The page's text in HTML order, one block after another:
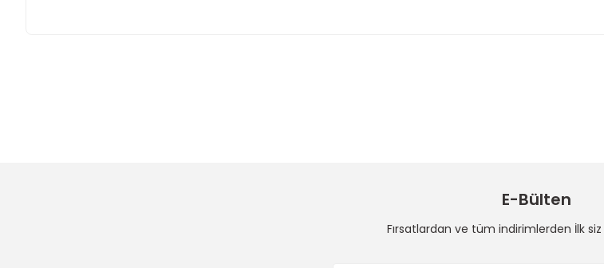
E-Bülten
Fırsatlardan ve tüm indirimlerden İlk